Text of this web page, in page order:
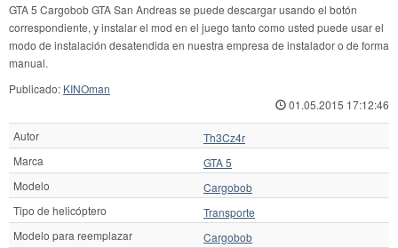
GTA 5 Cargobob GTA San Andreas se puede descargar usando el botón
correspondiente, y instalar el mod en el juego tanto como usted puede usar el
modo de instalación desatendida en nuestra empresa de instalador o de forma
manual.
Publicado: KINOman
01.05.2015 17:12:46
Autor
Th3Cz4r
Marca
GTA 5
Modelo
Cargobob
Tipo de helicóptero
Transporte
Modelo para reemplazar
Cargobob